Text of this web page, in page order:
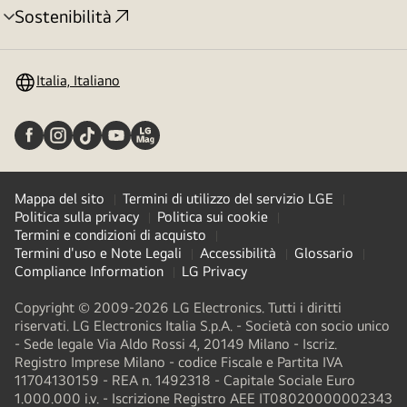
Sostenibilità
Attivazione
Italia, Italiano
Mappa del sito
Termini di utilizzo del servizio LGE
Politica sulla privacy
Politica sui cookie
Termini e condizioni di acquisto
Termini d'uso e Note Legali
Accessibilità
Glossario
Compliance Information
LG Privacy
Copyright © 2009-2026 LG Electronics. Tutti i diritti
riservati. LG Electronics Italia S.p.A. - Società con socio unico
- Sede legale Via Aldo Rossi 4, 20149 Milano - Iscriz.
Registro Imprese Milano - codice Fiscale e Partita IVA
11704130159 - REA n. 1492318 - Capitale Sociale Euro
1.000.000 i.v. - Iscrizione Registro AEE IT08020000002343​